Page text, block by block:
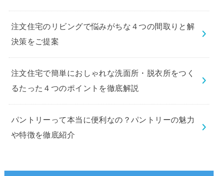
注文住宅のリビングで悩みがちな４つの間取りと解
決策をご提案
注文住宅で簡単におしゃれな洗面所・脱衣所をつく
るたった４つのポイントを徹底解説
パントリーって本当に便利なの？パントリーの魅力
や特徴を徹底紹介